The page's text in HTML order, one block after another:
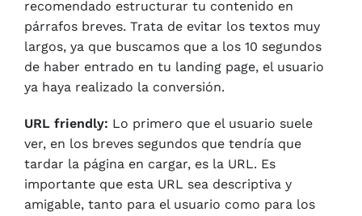
recomendado estructurar tu contenido en
párrafos breves. Trata de evitar los textos muy
largos, ya que buscamos que a los 10 segundos
de haber entrado en tu landing page, el usuario
ya haya realizado la conversión.
URL friendly: Lo primero que el usuario suele
ver, en los breves segundos que tendría que
tardar la página en cargar, es la URL. Es
importante que esta URL sea descriptiva y
amigable, tanto para el usuario como para los